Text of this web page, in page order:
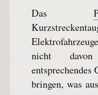
Das
nicht
entsprechendes
bringen, was